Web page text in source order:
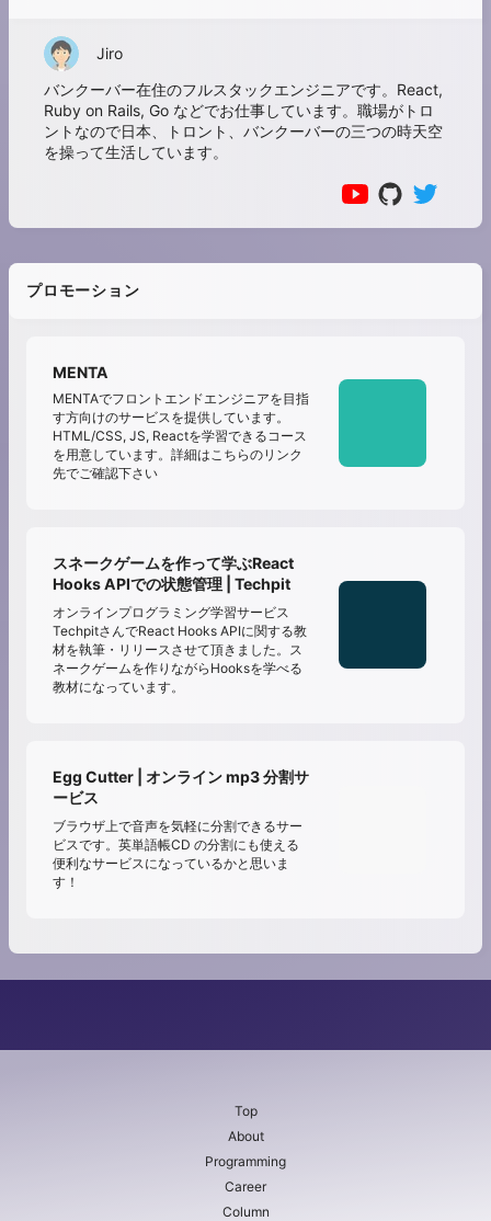
Jiro
バンクーバー在住のフルスタックエンジニアです。React,
Ruby on Rails, Go などでお仕事しています。職場がトロ
ントなので日本、トロント、バンクーバーの三つの時天空
を操って生活しています。
プロモーション
MENTA
MENTAでフロントエンドエンジニアを目指
す方向けのサービスを提供しています。
HTML/CSS, JS, Reactを学習できるコース
を用意しています。詳細はこちらのリンク
先でご確認下さい
スネークゲームを作って学ぶReact
Hooks APIでの状態管理 | Techpit
オンラインプログラミング学習サービス
TechpitさんでReact Hooks APIに関する教
材を執筆・リリースさせて頂きました。ス
ネークゲームを作りながらHooksを学べる
教材になっています。
Egg Cutter | オンライン mp3 分割サ
ービス
ブラウザ上で音声を気軽に分割できるサー
ビスです。英単語帳CD の分割にも使える
便利なサービスになっているかと思いま
す！
Top
About
Programming
Career
Column